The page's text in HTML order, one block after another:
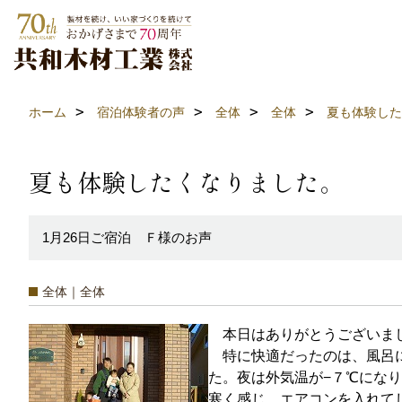
ホーム 宿泊体験者の声 全体 全体 夏も体験し
夏も体験したくなりました。
1月26日ご宿泊 Ｆ様のお声
全体｜全体
本日はありがとうございま
特に快適だったのは、風呂
た。夜は外気温が−７℃にな
寒く感じ、エアコンを入れ